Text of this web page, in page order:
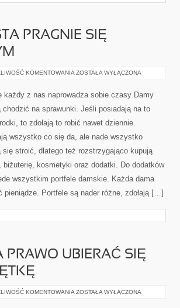
PRAGNIE SIĘ
KOMENTOWANIA KAŻDA
PRAGNIE
SIĘ
SOBIE
INNYM
ZOSTAŁA WYŁĄCZONA
każdy z nas naprowadza sobie czasy Damy
chodzić na sprawunki. Jeśli posiadają na to
to zdołają to robić nawet dziennie.
wszystko co się da, ale nade wszystko
się stroić, dlatego też rozstrzygająco kupują
biżuterię, kosmetyki oraz dodatki. Do dodatków
wszystkim portfele damskie. Każda dama
Portfele są nader różne, zdołają […]
UBIERAĆ SIĘ
KOMENTOWANIA KAŻDY
ZOSTAŁA WYŁĄCZONA